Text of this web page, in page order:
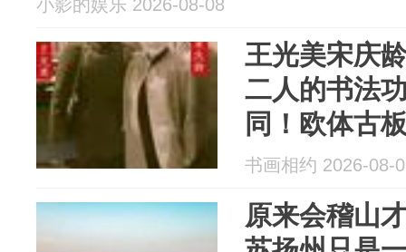
小影的娱乐 2026-08-08
王光美宋庆
二人的书法
同！欧体古
观？
书画相约 2026-08-
原来会稽山